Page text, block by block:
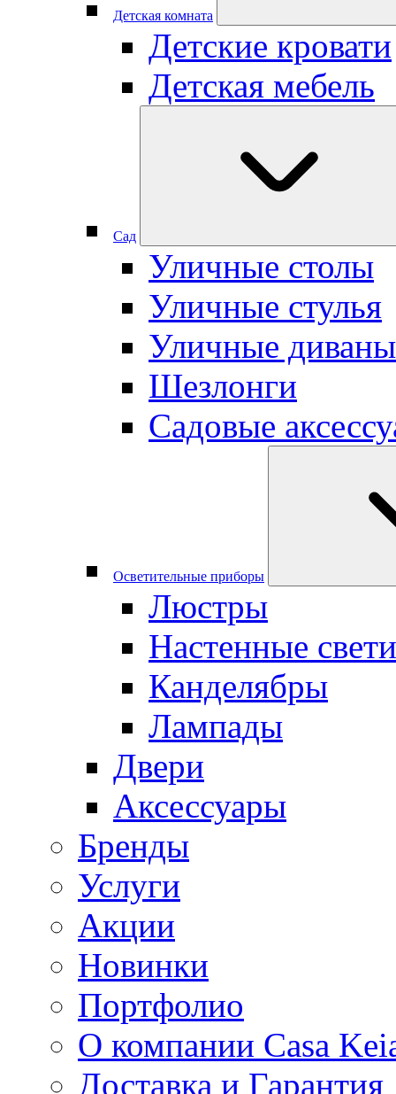
Детская комната
Детские кровати
Детская мебель
Сад
Уличные столы
Уличные стулья
Уличные диваны
Шезлонги
Садовые
Осветительные приборы
Люстры
Настенные
Канделябры
Лампады
Двери
Аксессуары
Бренды
Услуги
Акции
Новинки
Портфолио
О компании Casa
Доставка и Гарантия